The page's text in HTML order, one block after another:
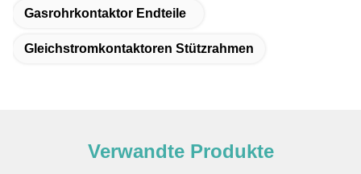
Gasrohrkontaktor Endteile
Gleichstromkontaktoren Stützrahmen
Verwandte Produkte